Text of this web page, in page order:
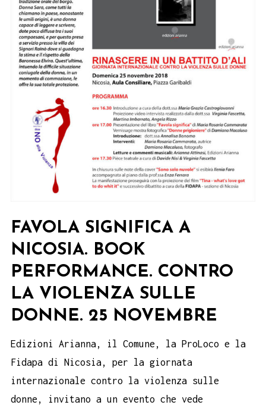
FAVOLA SIGNIFICA A
NICOSIA. BOOK
PERFORMANCE. CONTRO
LA VIOLENZA SULLE
DONNE. 25 NOVEMBRE
Edizioni Arianna, il Comune, la ProLoco e la
Fidapa di Nicosia, per la giornata
internazionale contro la violenza sulle
donne, invitano a un evento che vede